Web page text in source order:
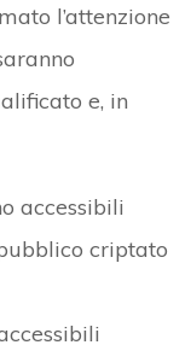
l’attenzione
e, in
accessibili
criptato